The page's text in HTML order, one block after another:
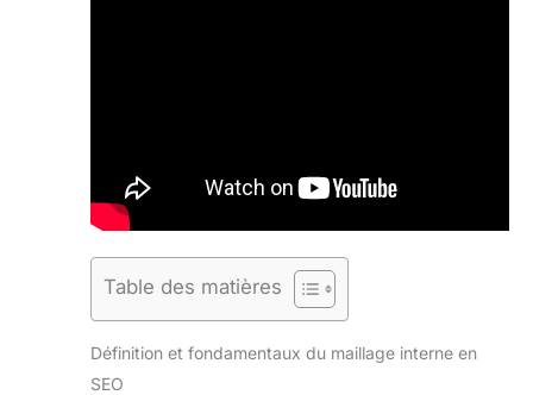
Table des matières
Définition et fondamentaux du maillage interne en
SEO